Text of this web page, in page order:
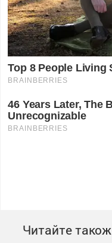
Читайте також